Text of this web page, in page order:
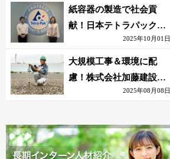
ないOK求人はある？
紙容器の製造で社会貢
献！日本テトラパック株
式会社のグローバルな環
境
2025年10月01日
大規模工事＆環境に配
慮！株式会社加藤建設の
若手が語る現場監督の働
2025年08月08日